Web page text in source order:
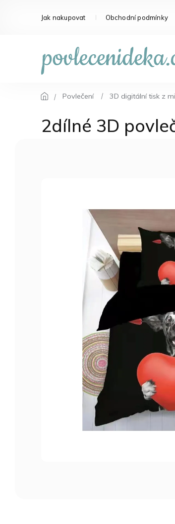
Jak nakupovat Obchodní podmínky
Povlečení 3D digitální tisk z
2dílné 3D